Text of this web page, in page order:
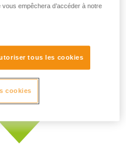
empêchera d’accéder à notre
tous les cookies
cookies